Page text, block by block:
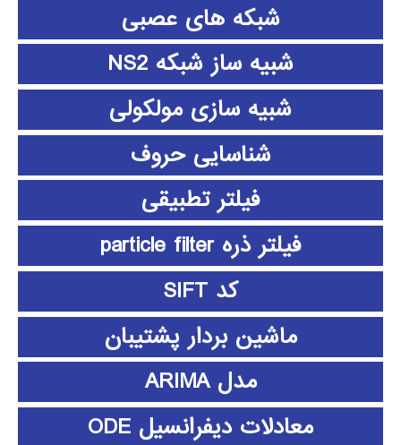
شبکه های عصبی
شبیه ساز شبکه NS2
شبیه سازی مولکولی
شناسایی حروف
فیلتر تطبیقی
فیلتر ذره particle filter
کد SIFT
ماشین بردار پشتیبان
مدل ARIMA
معادلات دیفرانسیل ODE